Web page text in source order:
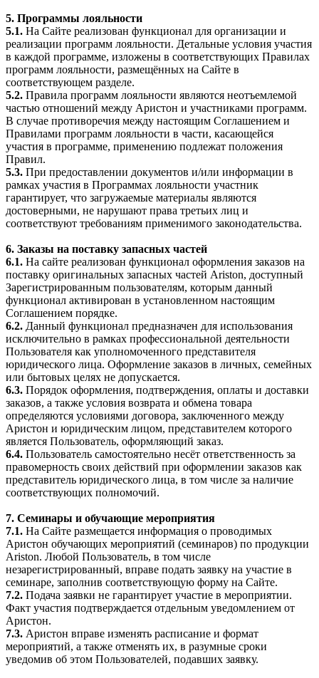
5. Программы лояльности
5.1. На Сайте реализован функционал для организации и
реализации программ лояльности. Детальные условия участия
в каждой программе, изложены в соответствующих Правилах
программ лояльности, размещённых на Сайте в
соответствующем разделе.
5.2. Правила программ лояльности являются неотъемлемой
частью отношений между Аристон и участниками программ.
В случае противоречия между настоящим Соглашением и
Правилами программ лояльности в части, касающейся
участия в программе, применению подлежат положения
Правил.
5.3. При предоставлении документов и/или информации в
рамках участия в Программах лояльности участник
гарантирует, что загружаемые материалы являются
достоверными, не нарушают права третьих лиц и
соответствуют требованиям применимого законодательства.
6. Заказы на поставку запасных частей
6.1. На сайте реализован функционал оформления заказов на
поставку оригинальных запасных частей Ariston, доступный
Зарегистрированным пользователям, которым данный
функционал активирован в установленном настоящим
Соглашением порядке.
6.2. Данный функционал предназначен для использования
исключительно в рамках профессиональной деятельности
Пользователя как уполномоченного представителя
юридического лица. Оформление заказов в личных, семейных
или бытовых целях не допускается.
6.3. Порядок оформления, подтверждения, оплаты и доставки
заказов, а также условия возврата и обмена товара
определяются условиями договора, заключенного между
Аристон и юридическим лицом, представителем которого
является Пользователь, оформляющий заказ.
6.4. Пользователь самостоятельно несёт ответственность за
правомерность своих действий при оформлении заказов как
представитель юридического лица, в том числе за наличие
соответствующих полномочий.
7. Семинары и обучающие мероприятия
7.1. На Сайте размещается информация о проводимых
Аристон обучающих мероприятий (семинаров) по продукции
Ariston. Любой Пользователь, в том числе
незарегистрированный, вправе подать заявку на участие в
семинаре, заполнив соответствующую форму на Сайте.
7.2. Подача заявки не гарантирует участие в мероприятии.
Факт участия подтверждается отдельным уведомлением от
Аристон.
7.3. Аристон вправе изменять расписание и формат
мероприятий, а также отменять их, в разумные сроки
уведомив об этом Пользователей, подавших заявку.